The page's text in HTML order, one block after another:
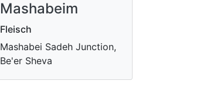
Mashabeim
Fleisch
Mashabei Sadeh Junction,
Be'er Sheva